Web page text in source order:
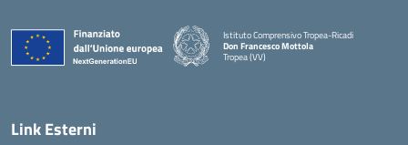
Istituto Comprensivo Tropea-Ricadi
Don Francesco Mottola
Tropea (VV)
— Visita la pagina iniziale della scuola
Link Esterni